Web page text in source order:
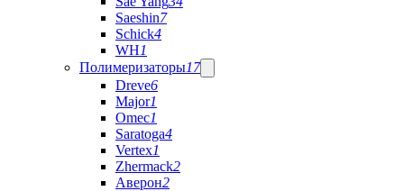
Saeshin7
Schick4
WH1
Полимеризаторы17
Dreve6
Major1
Omec1
Saratoga4
Vertex1
Zhermack2
Аверон2